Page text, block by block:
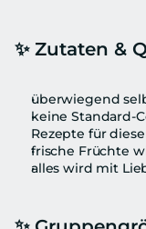
✨ Zutaten &
überwiegend
keine Standard-
Rezepte für
frische Früchte
alles wird mit